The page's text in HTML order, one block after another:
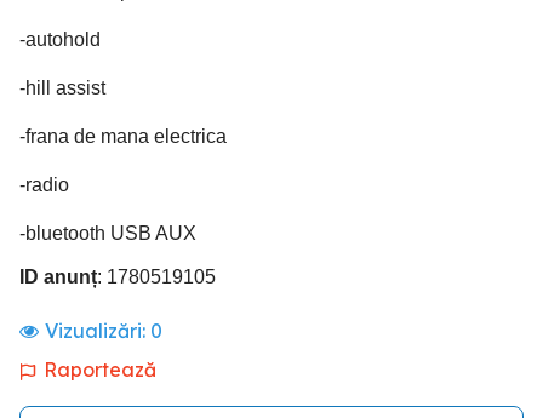
-autohold
-hill assist
-frana de mana electrica
-radio
-bluetooth USB AUX
ID anunț: 1780519105
Vizualizări: 0
Raportează